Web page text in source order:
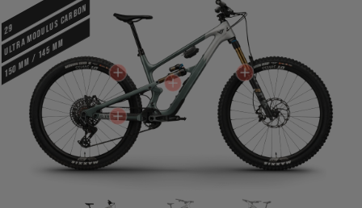
29
Ultra Modulus Carbon
150 mm / 145 mm